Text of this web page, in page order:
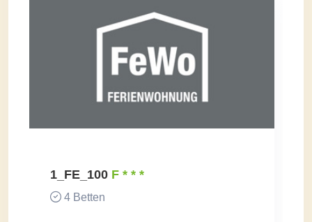
1_FE_100 F * * *
4 Betten